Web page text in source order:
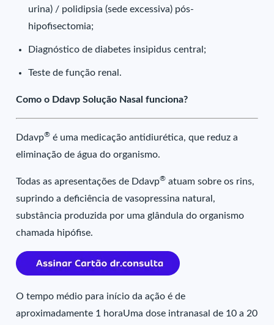
urina) / polidipsia (sede excessiva) pós-
hipofisectomia;
Diagnóstico de diabetes insipidus central;
Teste de função renal.
Como o Ddavp Solução Nasal funciona?
Ddavp® é uma medicação antidiurética, que reduz a
eliminação de água do organismo.
Todas as apresentações de Ddavp® atuam sobre os rins,
suprindo a deficiência de vasopressina natural,
substância produzida por uma glândula do organismo
chamada hipófise.
O tempo médio para início da ação é de
aproximadamente 1 horaUma dose intranasal de 10 a 20